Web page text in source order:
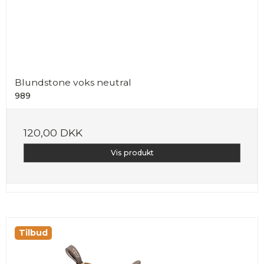
Blundstone voks neutral
989
120,00 DKK
Vis produkt
Tilbud